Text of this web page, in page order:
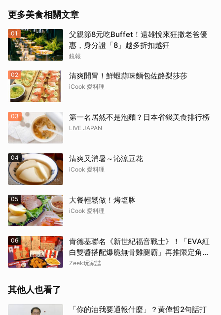
更多美食相關文章
01
父親節8元吃Buffet！遠雄悅來狂撒老爸優
惠，身分證「8」越多折扣越狂
鏡報
02 清爽開胃！鮮蝦蒜味麵包佐酪梨莎莎
iCook 愛料理
03 第一名居然不是泡麵？日本省錢美食排行榜
LIVE JAPAN
04 清爽又消暑～沁涼豆花
iCook 愛料理
05 大餐輕鬆做！烤塩豚
iCook 愛料理
06
肯德基聯名《新世紀福音戰士》！「EVA紅
白雙醬搭配爆脆無骨雞腿霸」再推限定角色
卡、周邊必搶收
Zeek玩家誌
其他人也看了
「你的油我要通報什麼」？黃偉哲2句話打